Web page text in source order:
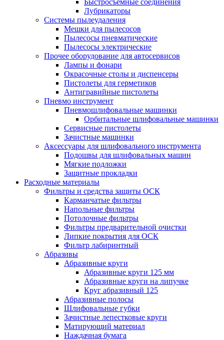
Быстросъёмные соединения
Лубрикаторы
Системы пылеудаления
Мешки для пылесосов
Пылесосы пневматические
Пылесосы электрические
Прочее оборудование для автосервисов
Лампы и фонари
Окрасочные столы и диспенсеры
Пистолеты для герметиков
Антигравийные пистолеты
Пневмо инструмент
Пневмошлифовальные машинки
Орбитальные шлифовальные машинки
Сервисные пистолеты
Зачистные машинки
Аксессуары для шлифовального инструмента
Подошвы для шлифовальных машин
Мягкие подложки
Защитные прокладки
Расходные материалы
Фильтры и средства защиты ОСК
Карманчатые фильтры
Напольные фильтры
Потолочные фильтры
Фильтры предварительной очистки
Липкие покрытия для ОСК
Фильтр лабиринтный
Абразивы
Абразивные круги
Абразивные круги 125 мм
Абразивные круги на липучке
Круг абразивный 125
Абразивные полосы
Шлифовальные губки
Зачистные лепестковые круги
Матирующий материал
Наждачная бумага